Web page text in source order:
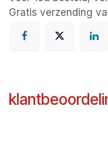
Gratis verzending